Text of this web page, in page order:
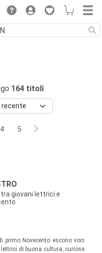
164 titoli
4 5
giovani lettrici e
primo Novecento escono voci
di buona cultura, curiose